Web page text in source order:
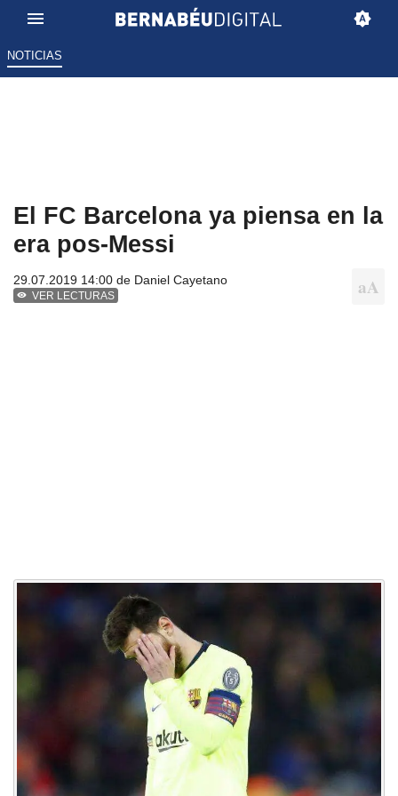
NOTICIAS
El FC Barcelona ya piensa en la
era pos-Messi
29.07.2019 14:00 de Daniel Cayetano
VER LECTURAS